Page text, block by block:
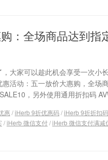
：全场商品达到
大家可以趁此机会享受一次小
活动：五一放价大惠购，全场
，另外使用通用折扣码
惠/iHerb 9折优惠码/iHerb 9折折扣码
/iHerb 微信支付/iHerb 微信支付满减